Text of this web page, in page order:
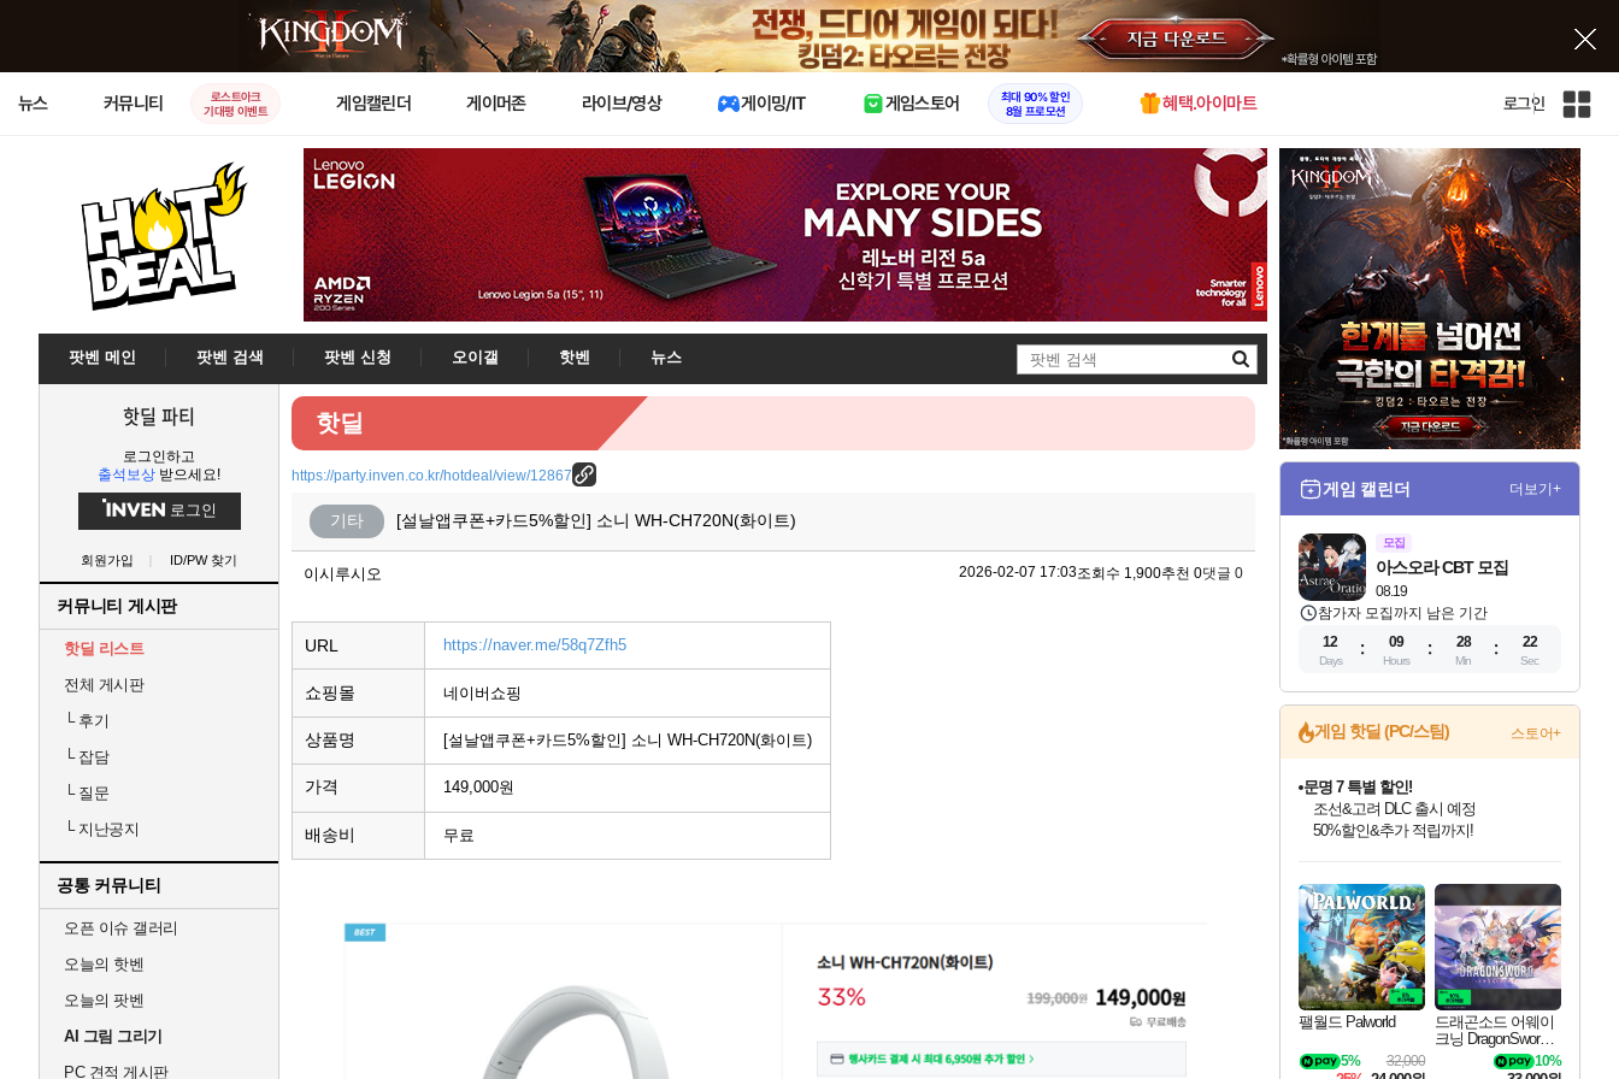
X
뉴스 커뮤니티
로스트아크
기대평 이벤트
게임캘린더 게이머존 라이브/영상 게이밍/IT 게임스토어
최대 90% 할인
8월 프로모션
혜택.아이마트 로그인
인
전
체
사
이
트
맵
팟벤 메인 팟벤 검색 팟벤 신청 오이갤 핫벤
뉴스
검
색
핫딜 파티
로그인하고
출석보상 받으세요!
로그인
회원가입 ID/PW 찾기
커뮤니티 게시판
핫딜 리스트
전체 게시판
└후기
└잡담
└질문
└지난공지
공통 커뮤니티
오픈 이슈 갤러리
오늘의 핫벤
오늘의 팟벤
AI 그림 그리기
PC 견적 게시판
핫딜
https://party.inven.co.kr/hotdeal/view/12867
기타 [설날앱쿠폰+카드5%할인] 소니 WH-CH720N(화이트)
이시루시오 2026-02-07 17:03조회수 1,900추천 0댓글 0
URL https://naver.me/58q7Zfh5
쇼핑몰 네이버쇼핑
상품명 [설날앱쿠폰+카드5%할인] 소니 WH-CH720N(화이트)
가격 149,000원
배송비 무료
게임 캘린더 더보기+
모집
08.19
아스오라 CBT 모집
참가자 모집까지 남은 기간
12
Days
09
Hours
28
Min
21
Sec
게임 핫딜 (PC/스팀) 스토어+
최대 90% 할인가를 만나보세요!
네이버혜택과 함께 만나보세요!
문명 7 특별 할인!
조선&고려 DLC 출시 예정
50%할인&추가 적립까지!
이니&베니 혜택까지!
네이버 혜택가와 함께 예약하세요!
할인&네이버혜택으로 만나보세요!
네이버페이 혜택과 만나보세요!
40주년 프로모션으로 만나보세요!
네이버 포인트 혜택까지!
할인가에 만나보세요!
일부 에디션 상시 할인!
혜택으로 예약 판매 중
편안하게 충전하세요
팰월드 Palworld
32,000
5%
드래곤소드 어웨이
크닝 DragonSword A
10%